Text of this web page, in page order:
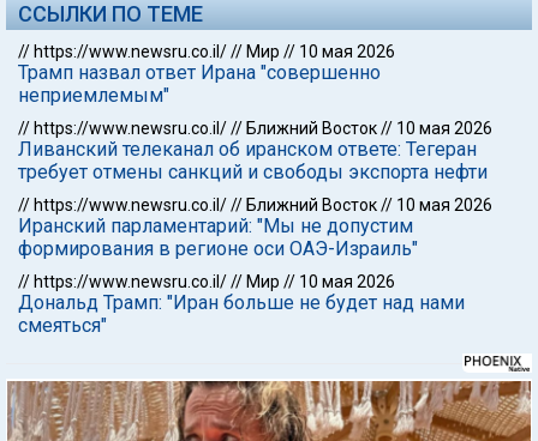
ССЫЛКИ ПО ТЕМЕ
// https://www.newsru.co.il/// Мир // 10 мая 2026
Трамп назвал ответ Ирана "совершенно
неприемлемым"
// https://www.newsru.co.il/// Ближний Восток// 10 мая 2026
Ливанский телеканал об иранском ответе: Тегеран
требует отмены санкций и свободы экспорта нефти
// https://www.newsru.co.il/// Ближний Восток// 10 мая 2026
Иранский парламентарий: "Мы не допустим
формирования в регионе оси ОАЭ-Израиль"
// https://www.newsru.co.il/// Мир // 10 мая 2026
Дональд Трамп: "Иран больше не будет над нами
смеяться"